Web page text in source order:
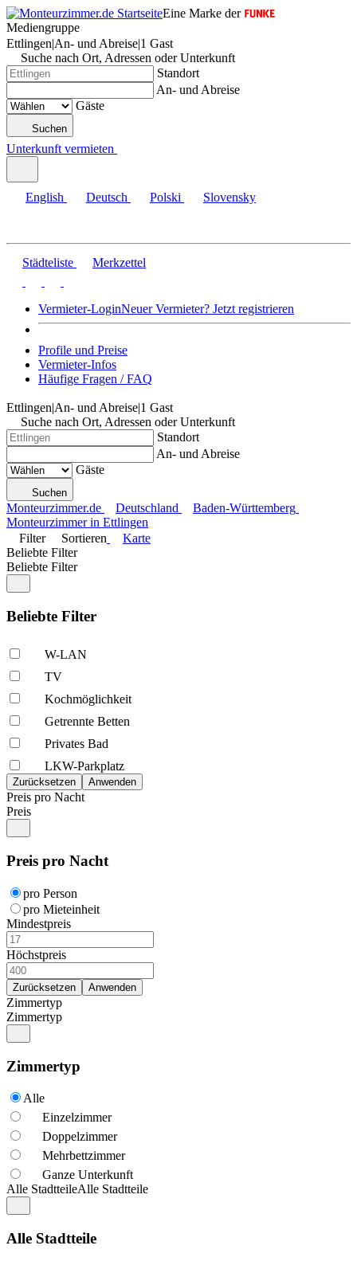
Eine Marke der
Mediengruppe
Ettlingen|An- und Abreise|1 Gast
Suche nach Ort, Adressen oder Unterkunft
Standort
An- und Abreise
Gäste
Suchen
Unterkunft vermieten
English Deutsch Polski Slovensky
Städteliste Merkzettel
Vermieter-LoginNeuer Vermieter? Jetzt registrieren
Profile und Preise
Vermieter-Infos
Häufige Fragen / FAQ
Ettlingen|An- und Abreise|1 Gast
Suche nach Ort, Adressen oder Unterkunft
Standort
An- und Abreise
Gäste
Suchen
Monteurzimmer.de Deutschland
Baden-Württemberg
Monteurzimmer in Ettlingen
Filter
Sortieren
Karte
Beliebte Filter
Beliebte Filter
Beliebte Filter
W-LAN
TV
Kochmöglich­keit
Getrennte Betten
Privates Bad
LKW-Parkplatz
Preis pro Nacht
Preis
Preis pro Nacht
pro Person
pro Mieteinheit
Mindestpreis
Höchstpreis
Zimmertyp
Zimmertyp
Zimmertyp
Alle
Einzelzimmer
Doppelzimmer
Mehrbettzimmer
Ganze Unterkunft
Alle StadtteileAlle Stadtteile
Alle Stadtteile